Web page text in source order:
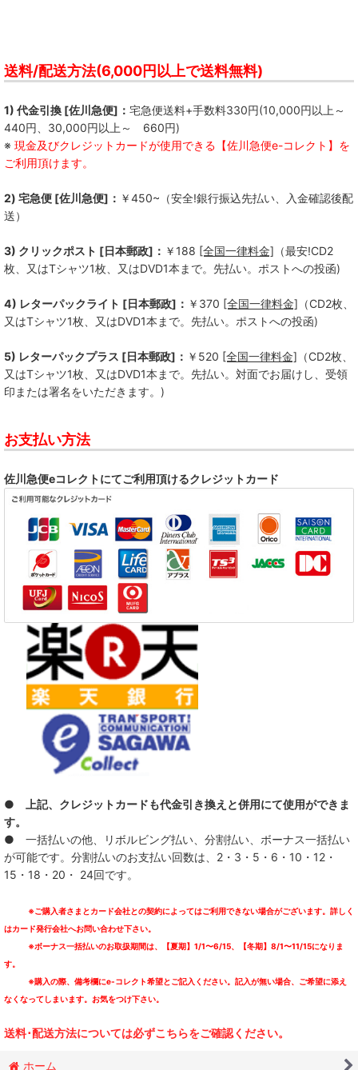
送料/配送方法(6,000円以上で送料無料)
1) 代金引換 [佐川急便]： 宅急便送料+手数料330円(10,000円以上～
440円、30,000円以上～ 660円)
※ 現金及びクレジットカードが使用できる【佐川急便e-コレクト】を
ご利用頂けます。
2) 宅急便 [佐川急便]： ￥450~（安全!銀行振込先払い、入金確認後配
送）
3) クリックポスト [日本郵政]： ￥188 [全国一律料金] （最安!CD2
枚、又はTシャツ1枚、又はDVD1本まで。先払い。ポストへの投函)
4) レターパックライト [日本郵政]： ￥370 [全国一律料金] （CD2枚、
又はTシャツ1枚、又はDVD1本まで。先払い。ポストへの投函)
5) レターパックプラス [日本郵政]： ￥520 [全国一律料金] （CD2枚、
又はTシャツ1枚、又はDVD1本まで。先払い。対面でお届けし、受領
印または署名をいただきます。)
お支払い方法
佐川急便eコレクトにてご利用頂けるクレジットカード
● 上記、クレジットカードも代金引き換えと併用にて使用ができま
す。
● 一括払いの他、リボルビング払い、分割払い、ボーナス一括払い
が可能です。分割払いのお支払い回数は、2・3・5・6・10・12・
15・18・20・ 24回です。
※ご購入者さまとカード会社との契約によってはご利用できない場合がございます。詳しく
はカード発行会社へお問い合わせ下さい。
※ボーナス一括払いのお取扱期間は、【夏期】1/1〜6/15、【冬期】8/1〜11/15になりま
す。
※購入の際、備考欄にe-コレクト希望とご記入ください。記入が無い場合、ご希望に添え
なくなってしまいます。お気をつけ下さい。
送料･配送方法については必ずこちらをご確認ください。
ホーム